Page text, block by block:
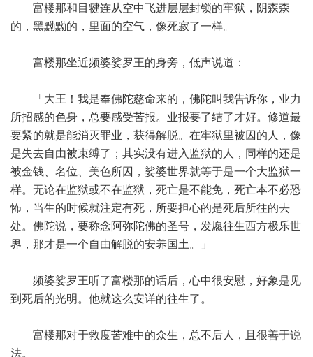
富楼那和目犍连从空中飞进层层封锁的牢狱，阴森森
的，黑黝黝的，里面的空气，像死寂了一样。
富楼那坐近频婆娑罗王的身旁，低声说道：
「大王！我是奉佛陀慈命来的，佛陀叫我告诉你，业力
所招感的色身，总要感受苦报。业报要了结了才好。修道最
要紧的就是能消灭罪业，获得解脱。在牢狱里被囚的人，像
是失去自由被束缚了；其实没有进入监狱的人，同样的还是
被金钱、名位、美色所囚，娑婆世界就等于是一个大监狱一
样。无论在监狱或不在监狱，死亡是不能免，死亡本不必恐
怖，当生的时候就注定有死，所要担心的是死后所往的去
处。佛陀说，要称念阿弥陀佛的圣号，发愿往生西方极乐世
界，那才是一个自由解脱的安养国土。」
频婆娑罗王听了富楼那的话后，心中很安慰，好象是见
到死后的光明。他就这么安详的往生了。
富楼那对于救度苦难中的众生，总不后人，且很善于说
法。